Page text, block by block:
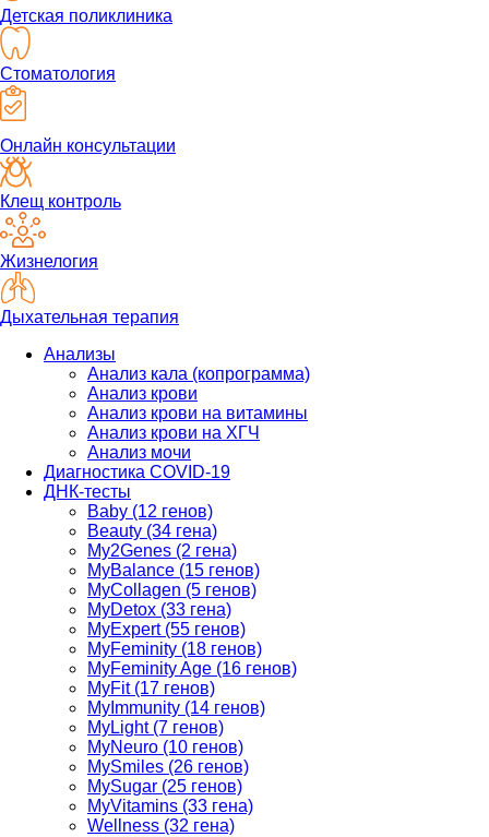
Детская поликлиника
Стоматология
Онлайн консультации
Клещ контроль
Жизнелогия
Дыхательная терапия
Анализы
Анализ кала (копрограмма)
Анализ крови
Анализ крови на витамины
Анализ крови на ХГЧ
Анализ мочи
Диагностика COVID-19
ДНК-тесты
Baby (12 генов)
Beauty (34 гена)
My2Genes (2 гена)
MyBalance (15 генов)
MyCollagen (5 генов)
MyDetox (33 гена)
MyExpert (55 генов)
MyFeminity (18 генов)
MyFeminity Age (16 генов)
MyFit (17 генов)
MyImmunity (14 генов)
MyLight (7 генов)
MyNeuro (10 генов)
MySmiles (26 генов)
MySugar (25 генов)
MyVitamins (33 гена)
Wellness (32 гена)